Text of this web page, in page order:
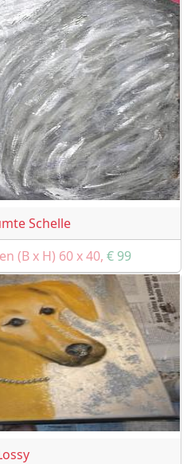
Schelle
(B x H) 60 x 40, € 99